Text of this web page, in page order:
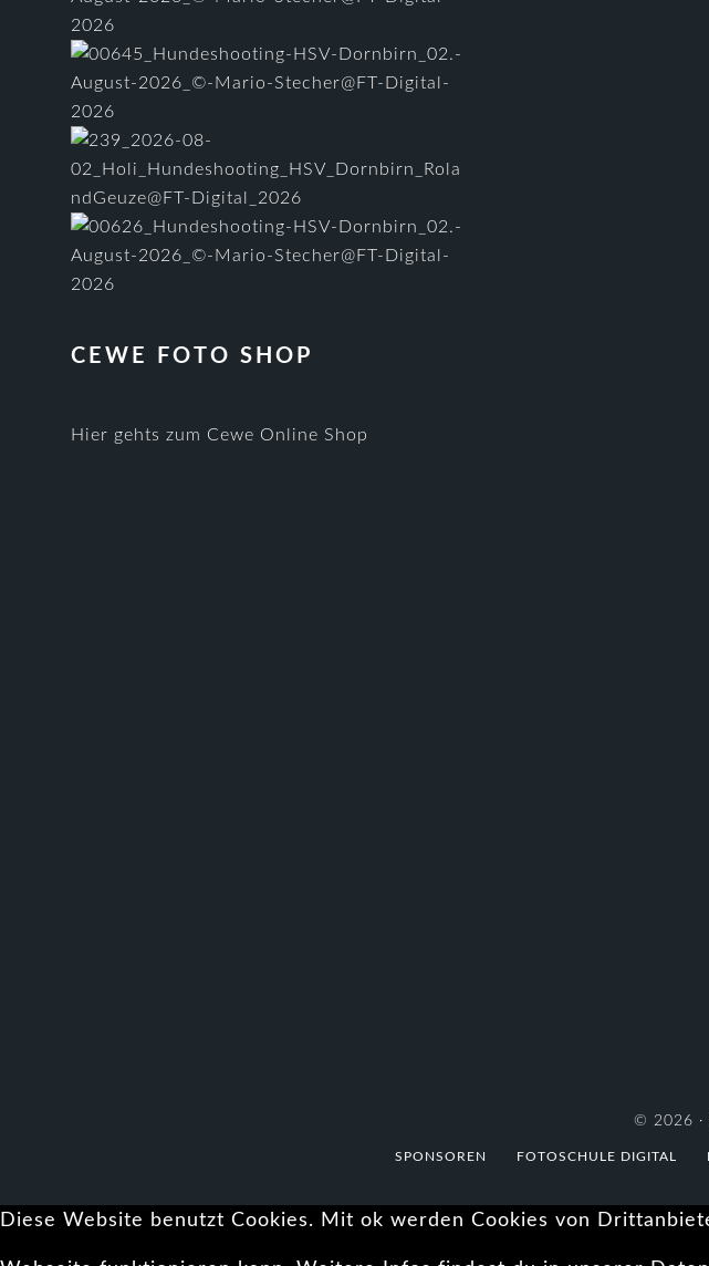
CEWE FOTO SHOP
Hier gehts zum Cewe Online Shop
© 2026 ·
SPONSOREN FOTOSCHULE DIGITAL
Diese Website benutzt Cookies. Mit ok werden Cookies von